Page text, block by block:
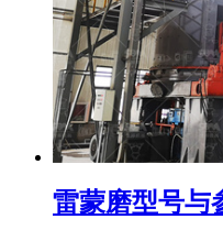
雷蒙磨型号与